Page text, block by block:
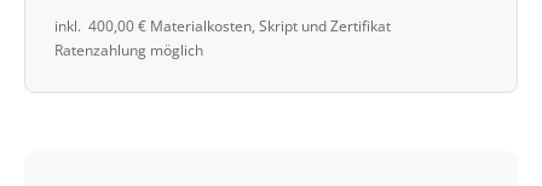
inkl. 400,00 € Materialkosten, Skript und Zertifikat
Ratenzahlung möglich